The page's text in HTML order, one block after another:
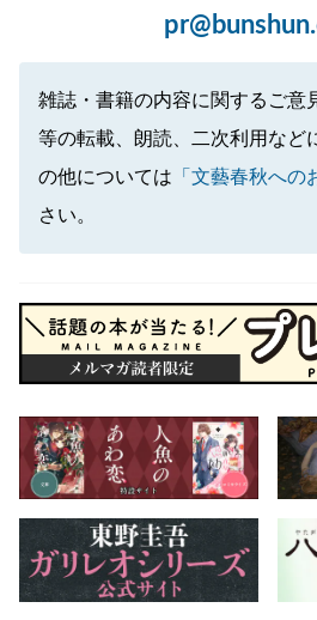
雑誌・書籍の内容に関するご意
等の転載、朗読、二次利用など
の他については 「文藝春秋への
さい。